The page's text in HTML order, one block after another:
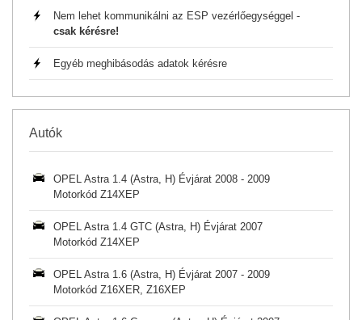
Nem lehet kommunikálni az ESP vezérlőegységgel -
csak kérésre!
Egyéb meghibásodás adatok kérésre
Autók
OPEL Astra 1.4 (Astra, H) Évjárat 2008 - 2009
Motorkód Z14XEP
OPEL Astra 1.4 GTC (Astra, H) Évjárat 2007
Motorkód Z14XEP
OPEL Astra 1.6 (Astra, H) Évjárat 2007 - 2009
Motorkód Z16XER, Z16XEP